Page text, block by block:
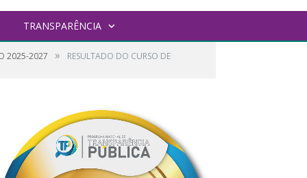
TRANSPARÊNCIA
2025-2027 » RESULTADO DO CURSO DE